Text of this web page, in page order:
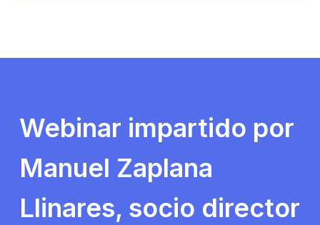
Webinar impartido por
Manuel Zaplana
Llinares, socio director